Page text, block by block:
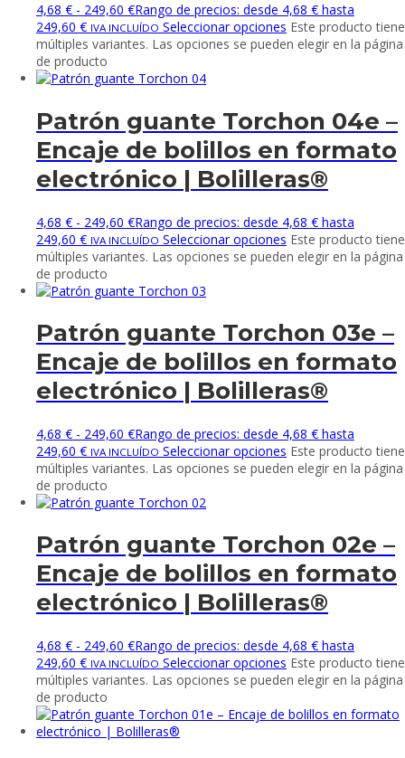
4,68 € - 249,60 €Rango de precios: desde 4,68 € hasta
249,60 € IVA INCLUÍDO Seleccionar opciones Este producto tiene
múltiples variantes. Las opciones se pueden elegir en la página
de producto
Patrón guante Torchon 04e –
Encaje de bolillos en formato
electrónico | Bolilleras®
4,68 € - 249,60 €Rango de precios: desde 4,68 € hasta
249,60 € IVA INCLUÍDO Seleccionar opciones Este producto tiene
múltiples variantes. Las opciones se pueden elegir en la página
de producto
Patrón guante Torchon 03e –
Encaje de bolillos en formato
electrónico | Bolilleras®
4,68 € - 249,60 €Rango de precios: desde 4,68 € hasta
249,60 € IVA INCLUÍDO Seleccionar opciones Este producto tiene
múltiples variantes. Las opciones se pueden elegir en la página
de producto
Patrón guante Torchon 02e –
Encaje de bolillos en formato
electrónico | Bolilleras®
4,68 € - 249,60 €Rango de precios: desde 4,68 € hasta
249,60 € IVA INCLUÍDO Seleccionar opciones Este producto tiene
múltiples variantes. Las opciones se pueden elegir en la página
de producto